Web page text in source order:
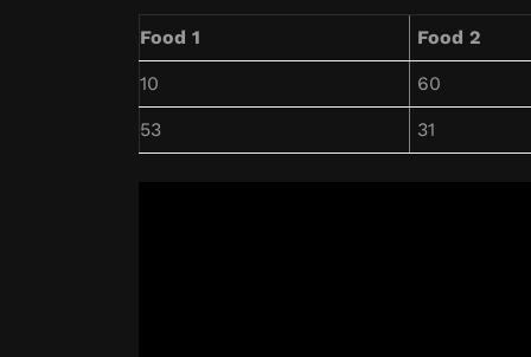
Food 1 Food 2
10 60
53 31